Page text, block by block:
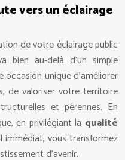
vers un éclairage
de votre éclairage public
au-delà d’un simple
occasion unique d’améliorer
de valoriser votre territoire
et pérennes. En
en privilégiant la qualité
immédiat, vous transformez
d’avenir.